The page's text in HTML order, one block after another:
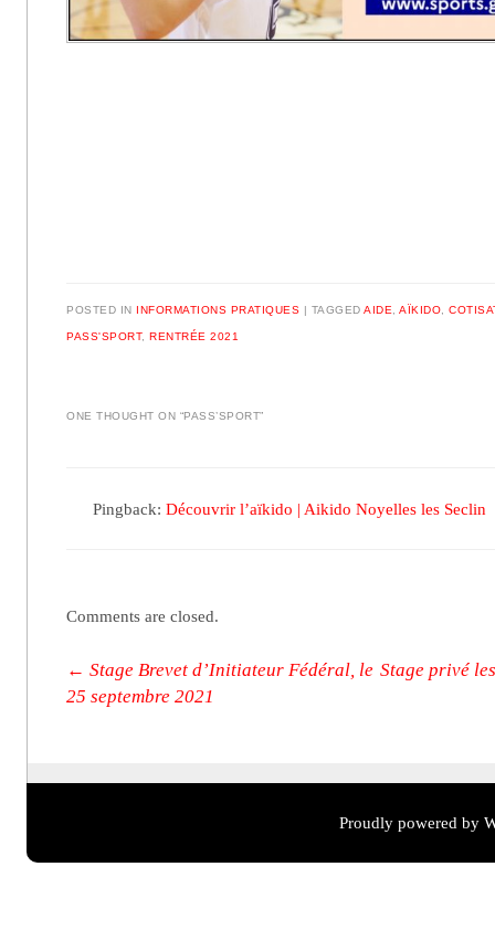
POSTED IN INFORMATIONS PRATIQUES | TAGGEDAIDE ,AÏKIDO ,
PASS'SPORT,RENTRÉE 2021
ONE THOUGHT ON “PASS’SPORT”
Pingback:Découvrir l’aïkido | Aikido Noyelles les Seclin
Comments are closed.
Post navigation
← Stage Brevet d’Initiateur Fédéral, le
25 septembre 2021
Stage privé
Proudly powered by